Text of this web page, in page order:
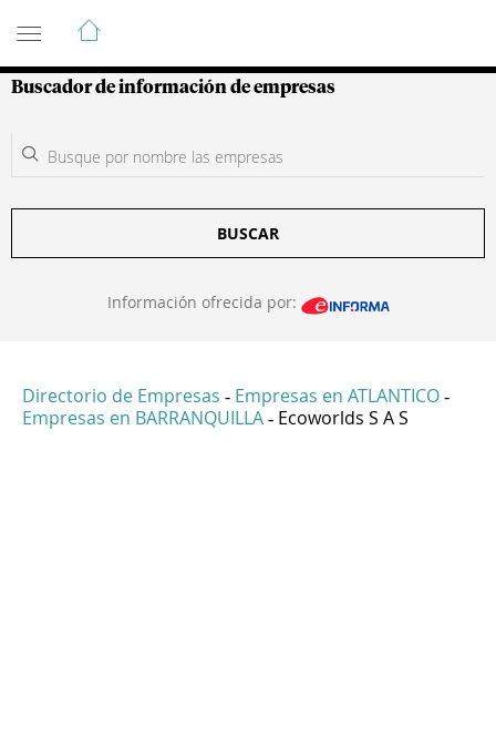
Guía de Empresas Colombianas
Buscador de información de empresas
BUSCAR
Información ofrecida por:
Directorio de Empresas - Empresas en ATLANTICO -
Empresas en BARRANQUILLA - Ecoworlds S A S